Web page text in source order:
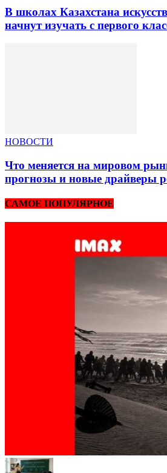
В школах Казахстана
начнут изучать с первого
НОВОСТИ
Что меняется на мировом
прогнозы и новые драйверы
САМОЕ ПОПУЛЯРНОЕ